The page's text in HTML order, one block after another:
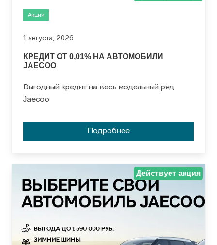
Акции
1 августа, 2026
КРЕДИТ ОТ 0,01% НА АВТОМОБИЛИ
JAECOO
Выгодный кредит на весь модельный ряд
Jaecoo
Подробнее
Действует акция